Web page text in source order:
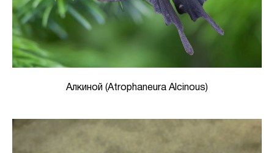
Алкиной (Atrophaneura Alcinous)